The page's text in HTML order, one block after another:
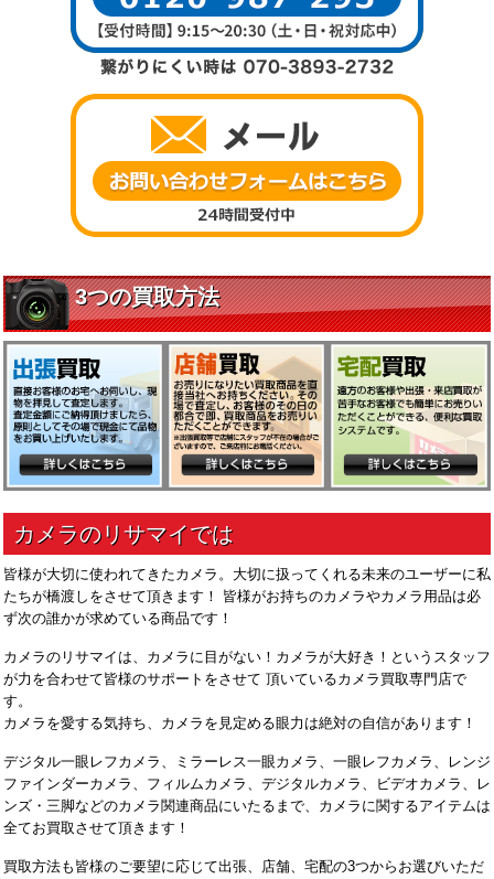
皆様が大切に使われてきたカメラ。大切に扱ってくれる未来のユーザーに私
たちが橋渡しをさせて頂きます！ 皆様がお持ちのカメラやカメラ用品は必
ず次の誰かが求めている商品です！
カメラのリサマイは、カメラに目がない！カメラが大好き！というスタッフ
が力を合わせて皆様のサポートをさせて 頂いているカメラ買取専門店で
す。
カメラを愛する気持ち、カメラを見定める眼力は絶対の自信があります！
デジタル一眼レフカメラ、ミラーレス一眼カメラ、一眼レフカメラ、レンジ
ファインダーカメラ、フィルムカメラ、デジタルカメラ、ビデオカメラ、レ
ンズ・三脚などのカメラ関連商品にいたるまで、カメラに関するアイテムは
全てお買取させて頂きます！
買取方法も皆様のご要望に応じて出張、店舗、宅配の3つからお選びいただ